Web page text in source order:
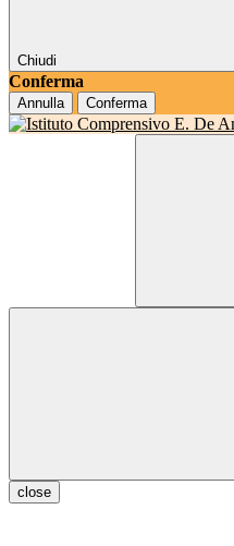
Chiudi
Conferma
Annulla Conferma
close